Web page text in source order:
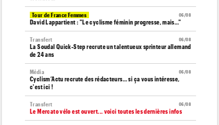
06/08
Tour de France Femmes
David Lappartient : "Le cyclisme féminin progresse, mais…"
06/08
Transfert
La Soudal Quick-Step recrute un talentueux sprinteur allemand
de 24 ans
06/08
Média
Cyclism’Actu recrute des rédacteurs… si ça vous intéresse,
c'est ici !
06/08
Transfert
Le Mercato vélo est ouvert... voici toutes les dernières infos